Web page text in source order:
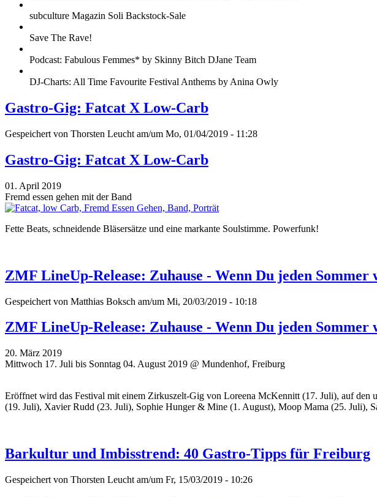
subculture Magazin Soli Backstock-Sale
Save The Rave!
Podcast: Fabulous Femmes* by Skinny Bitch DJane Team
DJ-Charts: All Time Favourite Festival Anthems by Anina Owly
Gastro-Gig: Fatcat X Low-Carb
Gespeichert von Thorsten Leucht am/um Mo, 01/04/2019 - 11:28
Gastro-Gig: Fatcat X Low-Carb
01. April 2019
Fremd essen gehen mit der Band
Fette Beats, schneidende Bläsersätze und eine markante Soulstimme. Powerfunk!
ZMF LineUp-Release: Zuhause - Wenn Du jeden Sommer
Gespeichert von Matthias Boksch am/um Mi, 20/03/2019 - 10:18
ZMF LineUp-Release: Zuhause - Wenn Du jeden Sommer
20. März 2019
Mittwoch 17. Juli bis Sonntag 04. August 2019 @ Mundenhof, Freiburg
Eröffnet wird das Festival mit einem Zirkuszelt-Gig von Loreena McKennitt (17. Juli), auf
(19. Juli), Xavier Rudd (23. Juli), Sophie Hunger & Mine (1. August), Moop Mama (25. Juli),
Barkultur und Imbisstrend: 40 Gastro-Tipps für Freiburg
Gespeichert von Thorsten Leucht am/um Fr, 15/03/2019 - 10:26